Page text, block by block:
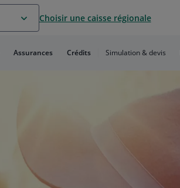
Choisir une caisse régionale
Assurances Crédits Simulation & devis